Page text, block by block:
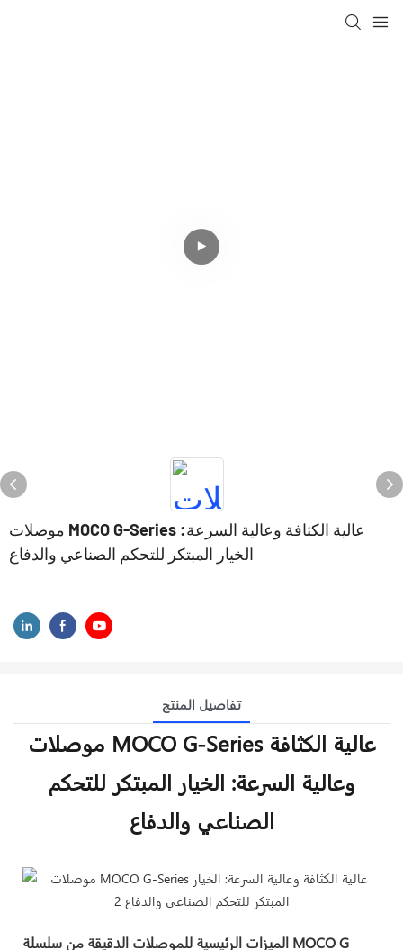
موصلات MOCO G-Series عالية الكثافة وعالية السرعة:
الخيار المبتكر للتحكم الصناعي والدفاع
تفاصيل المنتج
موصلات MOCO G-Series عالية الكثافة
وعالية السرعة: الخيار المبتكر للتحكم
الصناعي والدفاع
الميزات الرئيسية للموصلات الدقيقة من سلسلة MOCO G